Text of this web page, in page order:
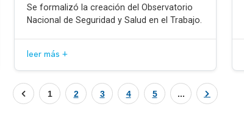
Se formalizó la creación del Observatorio
Nacional de Seguridad y Salud en el Trabajo.
leer más +
1 2 3 4 5 ...